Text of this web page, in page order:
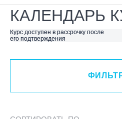
КАЛЕНДАРЬ
Курс доступен в рассрочку после
его подтверждения
ВИД СПОРТА
Я ХОЧУ
КАТЕГОРИЯ
ЛЕКТОР